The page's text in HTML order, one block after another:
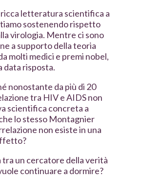
ricca letteratura scientifica a
sostenendo rispetto
virologia. Mentre ci sono
a supporto della teoria
molti medici e premi nobel,
data risposta.
nonostante da più di 20
tra HIV e AIDS non
scientifica concreta a
lo stesso Montagnier
non esiste in una
tra un cercatore della verità
continuare a dormire?